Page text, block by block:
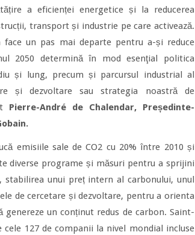
a eficienței energetice și la reducerea
transport și industrie pe care activează.
face un pas mai departe pentru a-și reduce
2050 determină în mod esenţial politica
și lung, precum și parcursul industrial al
și dezvoltare sau strategia noastră de
Pierre-André de Chalendar, Președinte-
emisiile sale de CO2 cu 20% între 2010 și
diverse programe și măsuri pentru a sprijini
stabilirea unui preț intern al carbonului, unul
de cercetare și dezvoltare, pentru a orienta
genereze un conținut redus de carbon. Saint-
cele 127 de companii la nivel mondial incluse